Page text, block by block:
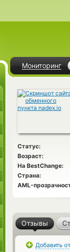
Мониторинг
Статус:
Возраст:
На BestChange:
Страна:
AML-
Отзывы
Добавить